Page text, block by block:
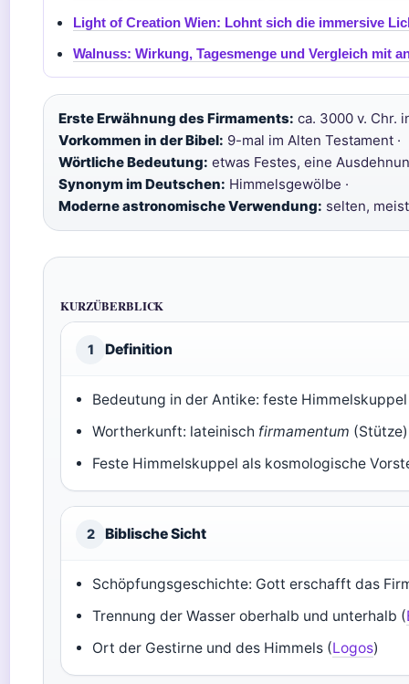
Light of Creation Wien: Lohnt sich die immersive
Walnuss: Wirkung, Tagesmenge und Vergleich mit
Erste Erwähnung des Firmaments: ca. 3000 v. Chr.
Vorkommen in der Bibel: 9-mal im Alten Testament ·
Wörtliche Bedeutung: etwas Festes, eine
Synonym im Deutschen: Himmelsgewölbe ·
Moderne astronomische Verwendung: selten,
KURZÜBERBLICK
1 Definition
Bedeutung in der Antike: feste
Wortherkunft: lateinisch firmamentum
Feste Himmelskuppel als kosmologische
2 Biblische Sicht
Schöpfungsgeschichte: Gott erschafft das
Trennung der Wasser oberhalb und unterhalb (
Ort der Gestirne und des Himmels (Logos)